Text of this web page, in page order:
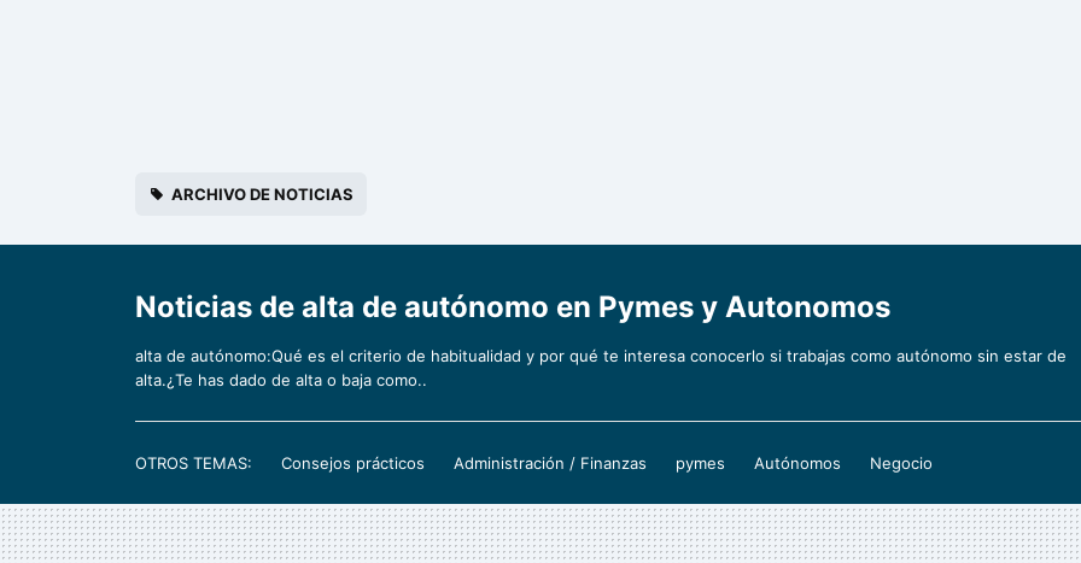
ARCHIVO DE NOTICIAS
Noticias de alta de autónomo en Pymes y Autonomos
alta de autónomo:Qué es el criterio de habitualidad y por qué te interesa conocerlo si trabajas como autónomo sin estar de
alta.¿Te has dado de alta o baja como..
OTROS TEMAS: Consejos prácticos Administración / Finanzas pymes Autónomos Negocio